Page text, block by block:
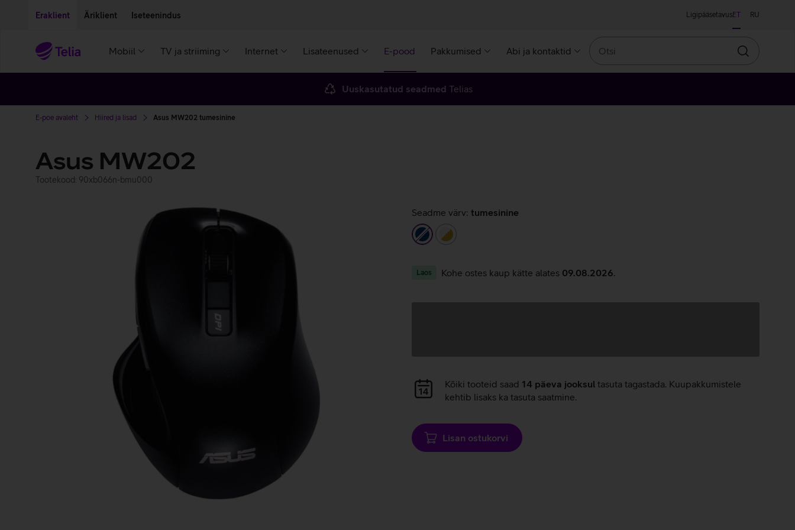
Eraklient Äriklient Iseteenindus LigipääsetavusET RU
Mobiil TV ja striiming Internet Lisateenused E-pood Pakkumised Abi ja kontaktid
Otsin
Uuskasutatud seadmed Telias
E-poe avaleht Hiired ja lisad Asus MW202 tumesinine
Asus MW202
Tootekood: 90xb066n-bmu000
Seadme värv: tumesinine
tumesininevalge/kuldne
Laos Kohe ostes kaup kätte alates 09.08.2026
Andmete
laadimine
Kõiki tooteid saad 14 päeva jooksul tasuta tagastada. Kuupakkumistele
kehtib lisaks ka tasuta saatmine.
Lisan ostukorvi